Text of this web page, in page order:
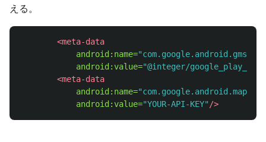
える。
<meta-data
android:name=
android:value="@integer/
<meta-data
android:name=
android:value="YOUR-API-KEY" />